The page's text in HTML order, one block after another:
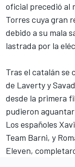
oficial precedió al
Torres cuya gran
debido a su mala
lastrada por la
Tras el catalán se
de Laverty y
desde la primera
pudieron
Los españoles
Team Barni, y
Eleven,